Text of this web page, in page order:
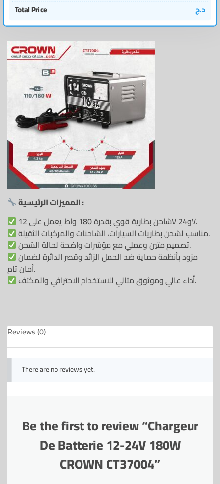
Total Price
د.ج
المميزات الرئيسية :
شاحن بطارية قوي بقدرة 180 واط يعمل على 12V و24V.
مناسب لشحن بطاريات السيارات، الشاحنات والمركبات الثقيلة.
تصميم متين وعملي مع مؤشرات واضحة لحالة الشحن.
مزود بأنظمة حماية ضد الحمل الزائد وقصر الدائرة لضمان
أمان تام.
أداء عالي وموثوق مثالي للاستخدام الاحترافي والمكثف.
Reviews (0)
There are no reviews yet.
Be the first to review “Chargeur
De Batterie 12-24V 180W
CROWN CT37004”